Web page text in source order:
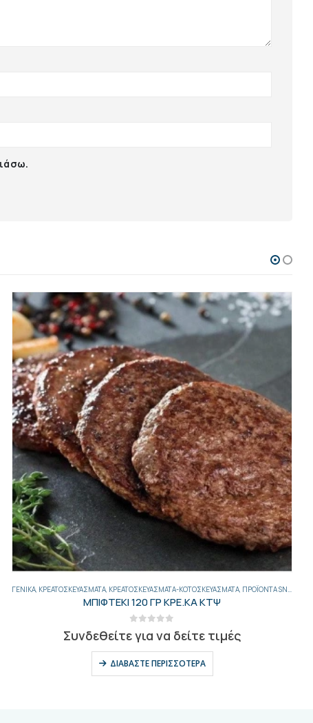
ΓΕΝΙΚΑ ΚΡΕΑΤΟΣΚΕΥΆΣΜΑΤΑ ΚΡΕΑΤΟΣΚΕΥΆΣΜΑΤΑ-ΚΟΤΟΣΚΕΥΆΣΜΑΤΑ ΠΡΟΪΌΝΤΑ SNACK BAR
ΜΠΙΦΤΕΚΙ 120 ΓΡ ΚΡΕ.ΚΑ ΚΤΨ
Συνδεθείτε για να δείτε τιμές
ΔΙΑΒΆΣΤΕ ΠΕΡΙΣΣΌΤΕΡΑ